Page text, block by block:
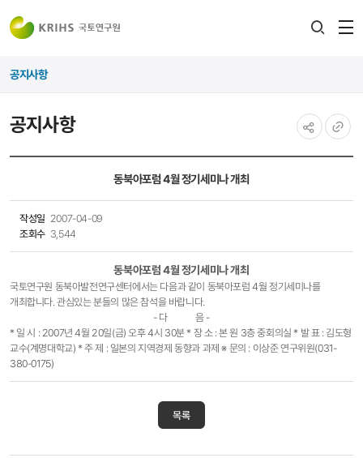
공지사항
공지사항
동북아포럼 4월 정기세미나 개최
작성일 2007-04-09
조회수 3,544
동북아포럼 4월 정기세미나 개최
국토연구원 동북아발전연구센터에서는 다음과 같이 동북아포럼 4월 정기세미나를
개최합니다. 관심있는 분들의 많은 참석을 바랍니다.
- 다 음 -
* 일 시 : 2007년 4월 20일(금) 오후 4시 30분 * 장 소 : 본 원 3층 중회의실 * 발 표 : 김도형
교수(계명대학교) * 주 제 : 일본의 지역경제 동향과 과제 ※ 문의 : 이상준 연구위원(031-
380-0175)
목록